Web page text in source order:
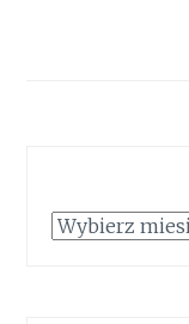
Archiwum: